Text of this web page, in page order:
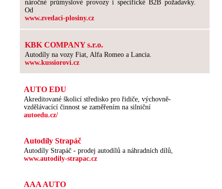
náročné průmyslové provozy i specifické B2B požadavky.
Od
www.zvedaci-plosiny.cz
KBK COMPANY s.r.o.
Autodíly na vozy Fiat, Alfa Romeo a Lancia.
www.kussiorovi.cz
AUTO EDU
Akreditované školicí středisko pro řidiče, výchovně-
vzdělávacící činnost se zaměřením na silniční
autoedu.cz/
Autodíly Strapáč
Autodíly Strapáč - prodej autodílů a náhradních dílů,
www.autodily-strapac.cz
AAA AUTO